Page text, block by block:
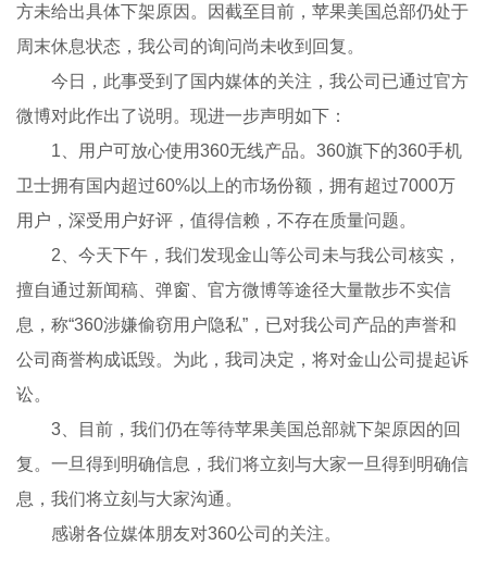
方未给出具体下架原因。因截至目前，苹果美国总部仍处于
周末休息状态，我公司的询问尚未收到回复。
今日，此事受到了国内媒体的关注，我公司已通过官方
微博对此作出了说明。现进一步声明如下：
1、用户可放心使用360无线产品。360旗下的360手机
卫士拥有国内超过60%以上的市场份额，拥有超过7000万
用户，深受用户好评，值得信赖，不存在质量问题。
2、今天下午，我们发现金山等公司未与我公司核实，
擅自通过新闻稿、弹窗、官方微博等途径大量散步不实信
息，称“360涉嫌偷窃用户隐私”，已对我公司产品的声誉和
公司商誉构成诋毁。为此，我司决定，将对金山公司提起诉
讼。
3、目前，我们仍在等待苹果美国总部就下架原因的回
复。一旦得到明确信息，我们将立刻与大家一旦得到明确信
息，我们将立刻与大家沟通。
感谢各位媒体朋友对360公司的关注。